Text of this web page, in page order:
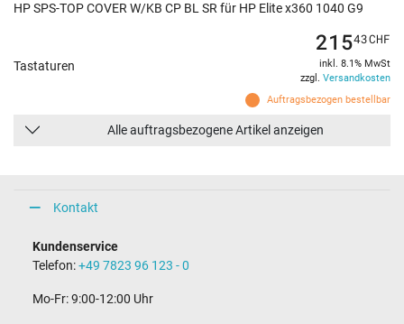
HP SPS-TOP COVER W/KB CP BL SR für HP Elite x360 1040 G9
Tastaturen
Auftragsbezogen bestellbar
21543CHF
inkl. 8.1% MwSt
zzgl. Versandkosten
Alle auftragsbezogene Artikel anzeigen
Kontakt
Kundenservice
Telefon:+49 7823 96 123 - 0
Mo-Fr: 9:00-12:00 Uhr